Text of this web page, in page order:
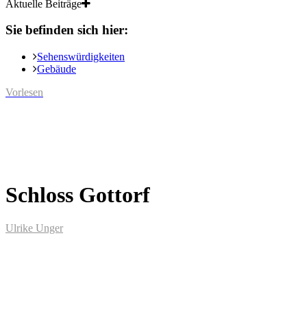
Aktuelle Beiträge
Sie befinden sich hier:
Sehenswürdigkeiten
Gebäude
Vorlesen
Schloss Gottorf
Ulrike Unger